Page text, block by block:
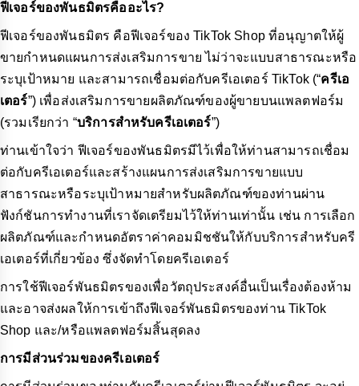
ฟีเจอร์ของพันธมิตรคืออะไร?
ฟีเจอร์ของพันธมิตร คือฟีเจอร์ของ TikTok Shop ที่อนุญาตให้ผู้
ขายกำหนดแผนการส่งเสริมการขาย ไม่ว่าจะแบบสาธารณะหรือ
ระบุเป้าหมาย และสามารถเชื่อมต่อกับครีเอเตอร์ TikTok (“ครีเอ
เตอร์”) เพื่อส่งเสริมการขายผลิตภัณฑ์ของผู้ขายบนแพลตฟอร์ม
(รวมเรียกว่า “บริการสำหรับครีเอเตอร์”)
ท่านเข้าใจว่า ฟีเจอร์ของพันธมิตรมีไว้เพื่อให้ท่านสามารถเชื่อม
ต่อกับครีเอเตอร์และสร้างแผนการส่งเสริมการขายแบบ
สาธารณะหรือระบุเป้าหมายสำหรับผลิตภัณฑ์ของท่านผ่าน
ฟังก์ชันการทำงานที่เราจัดเตรียมไว้ให้ท่านเท่านั้น เช่น การเลือก
ผลิตภัณฑ์และกำหนดอัตราค่าคอมมิชชันให้กับบริการสำหรับครี
เอเตอร์ที่เกี่ยวข้อง ซึ่งจัดทำโดยครีเอเตอร์
การใช้ฟีเจอร์พันธมิตรของเพื่อวัตถุประสงค์อื่นเป็นเรื่องต้องห้าม
และอาจส่งผลให้การเข้าถึงฟีเจอร์พันธมิตรของท่าน TikTok
Shop และ/หรือแพลตฟอร์มสิ้นสุดลง
การมีส่วนร่วมของครีเอเตอร์